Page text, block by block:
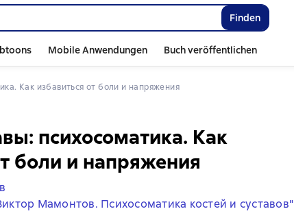
Finden
Mobile Anwendungen Buch veröffentlichen
Как избавиться от боли и напряжения
психосоматика. Как
боли и напряжения
Мамонтов. Психосоматика костей и суставов"